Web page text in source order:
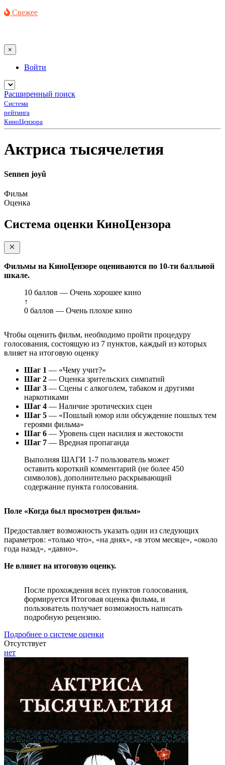
Свежее
×
Войти
Расширенный поиск
Система
рейтинга
КиноЦензора
Актриса тысячелетия
Sennen joyû
Фильм
Оценка
Система оценки КиноЦензора
Фильмы на КиноЦензоре оцениваются по 10-ти балльной
шкале.
10 баллов — Очень хорошее кино
↑
0 баллов — Очень плохое кино
Чтобы оценить фильм, необходимо пройти процедуру
голосования, состоящую из 7 пунктов, каждый из которых
влияет на итоговую оценку
Шаг 1 — «Чему учит?»
Шаг 2 — Оценка зрительских симпатий
Шаг 3 — Сцены с алкоголем, табаком и другими
наркотиками
Шаг 4 — Наличие эротических сцен
Шаг 5 — «Пошлый юмор или обсуждение пошлых тем
героями фильма»
Шаг 6 — Уровень сцен насилия и жестокости
Шаг 7 — Вредная пропаганда
Выполняя ШАГИ 1-7 пользователь может
оставить короткий комментарий (не более 450
символов), дополнительно раскрывающий
содержание пункта голосования.
Поле «Когда был просмотрен фильм»
Предоставляет возможность указать один из следующих
параметров: «только что», «на днях», «в этом месяце», «около
года назад», «давно».
Не влияет на итоговую оценку.
После прохождения всех пунктов голосования,
формируется Итоговая оценка фильма, и
пользователь получает возможность написать
подробную рецензию.
Подробнее о системе оценки
Отсутствует
нет